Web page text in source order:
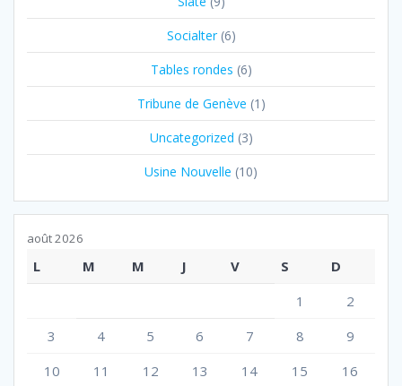
Socialter(6)
Tables rondes (6)
Tribune de Genève (1)
Uncategorized (3)
Usine Nouvelle (10)
août 2026
L M M J V S
D
1
2
3
4 5 6 7 8
9
10
11 12 13 14 15 16